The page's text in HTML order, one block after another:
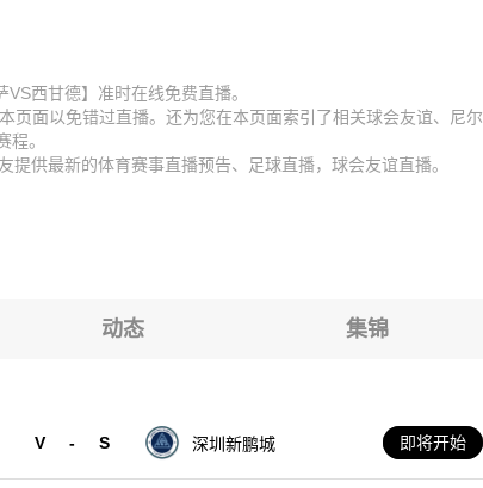
西甘德】准时在线免费直播。
面以免错过直播。还为您在本页面索引了相关球会友谊、尼尔
。
供最新的体育赛事直播预告、足球直播，球会友谊直播。
动态 集锦
V - S 深圳新鹏城 即将开始